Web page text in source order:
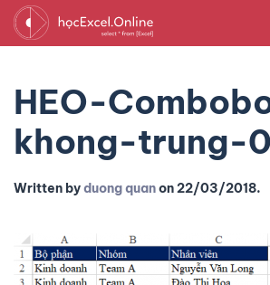
HEO-
khong-trung-
Written byduong quanon22/03/2018.